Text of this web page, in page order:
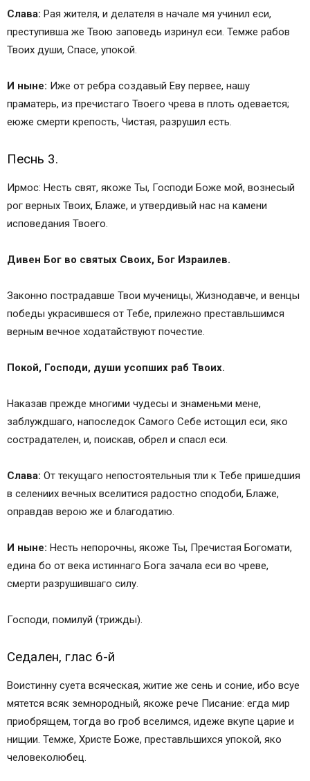
Слава: Рая жителя, и делателя в начале мя учинил еси,
преступивша же Твою заповедь изринул еси. Темже рабов
Твоих души, Спасе, упокой.
И ныне: Иже от ребра создавый Еву первее, нашу
праматерь, из пречистаго Твоего чрева в плоть одевается;
еюже смерти крепость, Чистая, разрушил есть.
Песнь 3.
Ирмос: Несть свят, якоже Ты, Господи Боже мой, вознесый
рог верных Твоих, Блаже, и утвердивый нас на камени
исповедания Твоего.
Дивен Бог во святых Своих, Бог Израилев.
Законно пострадавше Твои мученицы, Жизнодавче, и венцы
победы украсившеся от Тебе, прилежно преставльшимся
верным вечное ходатайствуют почестие.
Покой, Господи, души усопших раб Твоих.
Наказав прежде многими чудесы и знаменьми мене,
заблуждшаго, напоследок Самого Себе истощил еси, яко
сострадателен, и, поискав, обрел и спасл еси.
Слава: От текущаго непостоятельныя тли к Тебе пришедшия
в селениих вечных вселитися радостно сподоби, Блаже,
оправдав верою же и благодатию.
И ныне: Несть непорочны, якоже Ты, Пречистая Богомати,
едина бо от века истиннаго Бога зачала еси во чреве,
смерти разрушившаго силу.
Господи, помилуй (трижды).
Седален, глас 6-й
Воистинну суета всяческая, житие же сень и соние, ибо всуе
мятется всяк земнородный, якоже рече Писание: егда мир
приобрящем, тогда во гроб вселимся, идеже вкупе царие и
нищии. Темже, Христе Боже, преставльшихся упокой, яко
человеколюбец.